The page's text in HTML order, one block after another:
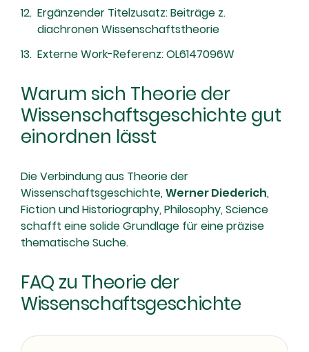
Ergänzender Titelzusatz: Beiträge z.
diachronen Wissenschaftstheorie
Externe Work-Referenz: OL6147096W
Warum sich Theorie der
Wissenschaftsgeschichte gut
einordnen lässt
Die Verbindung aus Theorie der
Wissenschaftsgeschichte,Werner Diederich,
Fiction und Historiography, Philosophy, Science
schafft eine solide Grundlage für eine präzise
thematische Suche.
FAQ zu Theorie der
Wissenschaftsgeschichte